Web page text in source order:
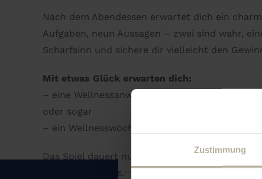
Zustimmung
Nach dem Abendessen erwartet dich ein
Aufgaben, neun Aussagen – zwei sind wahr,
Scharfsinn und sichere dir vielleicht den
Mit etwas Glück erwarten dich:
– eine Wellnessanwendung am Freitag
oder sogar
– ein Wellnesswochenende für zwei Personen.
Das Spiel dauert nur rund 20 Minuten und ist
ausklingen zu lassen. Einfach hoch in die